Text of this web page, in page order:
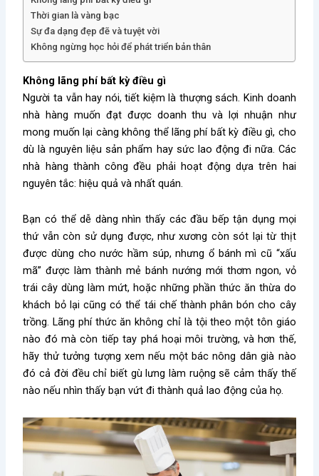
Thời gian là vàng bạc
Sự đa dạng đẹp đẽ và tuyệt vời
Không ngừng học hỏi để phát triển bản thân
Không lãng phí bất kỳ điều gì
Người ta vẫn hay nói, tiết kiệm là thượng sách. Kinh doanh
nhà hàng muốn đạt được doanh thu và lợi nhuận như
mong muốn lại càng không thể lãng phí bất kỳ điều gì, cho
dù là nguyên liệu sản phẩm hay sức lao động đi nữa. Các
nhà hàng thành công đều phải hoạt động dựa trên hai
nguyên tắc: hiệu quả và nhất quán.
Bạn có thể dễ dàng nhìn thấy các đầu bếp tận dụng mọi
thứ vẫn còn sử dụng được, như xương còn sót lại từ thịt
được dùng cho nước hầm súp, nhưng ổ bánh mì cũ “xấu
mã” được làm thành mẻ bánh nướng mới thơm ngon, vỏ
trái cây dùng làm mứt, hoặc những phần thức ăn thừa do
khách bỏ lại cũng có thể tái chế thành phân bón cho cây
trồng. Lãng phí thức ăn không chỉ là tội theo một tôn giáo
nào đó mà còn tiếp tay phá hoại môi trường, và hơn thế,
hãy thử tưởng tượng xem nếu một bác nông dân già nào
đó cả đời đều chỉ biết gù lưng làm ruộng sẽ cảm thấy thế
nào nếu nhìn thấy bạn vứt đi thành quả lao động của họ.